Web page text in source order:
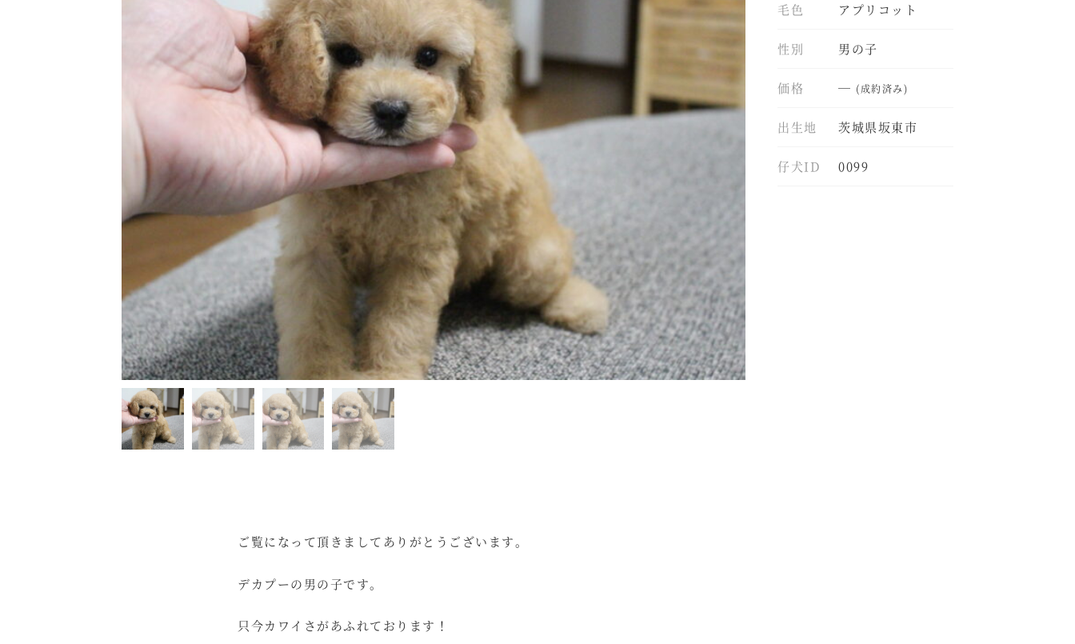
毛色 アプリコット
性別 男の子
価格 ― (成約済み)
出生地 茨城県坂東市
仔犬ID 0099
ご覧になって頂きましてありがとうございます。
デカプーの男の子です。
只今カワイさがあふれております！